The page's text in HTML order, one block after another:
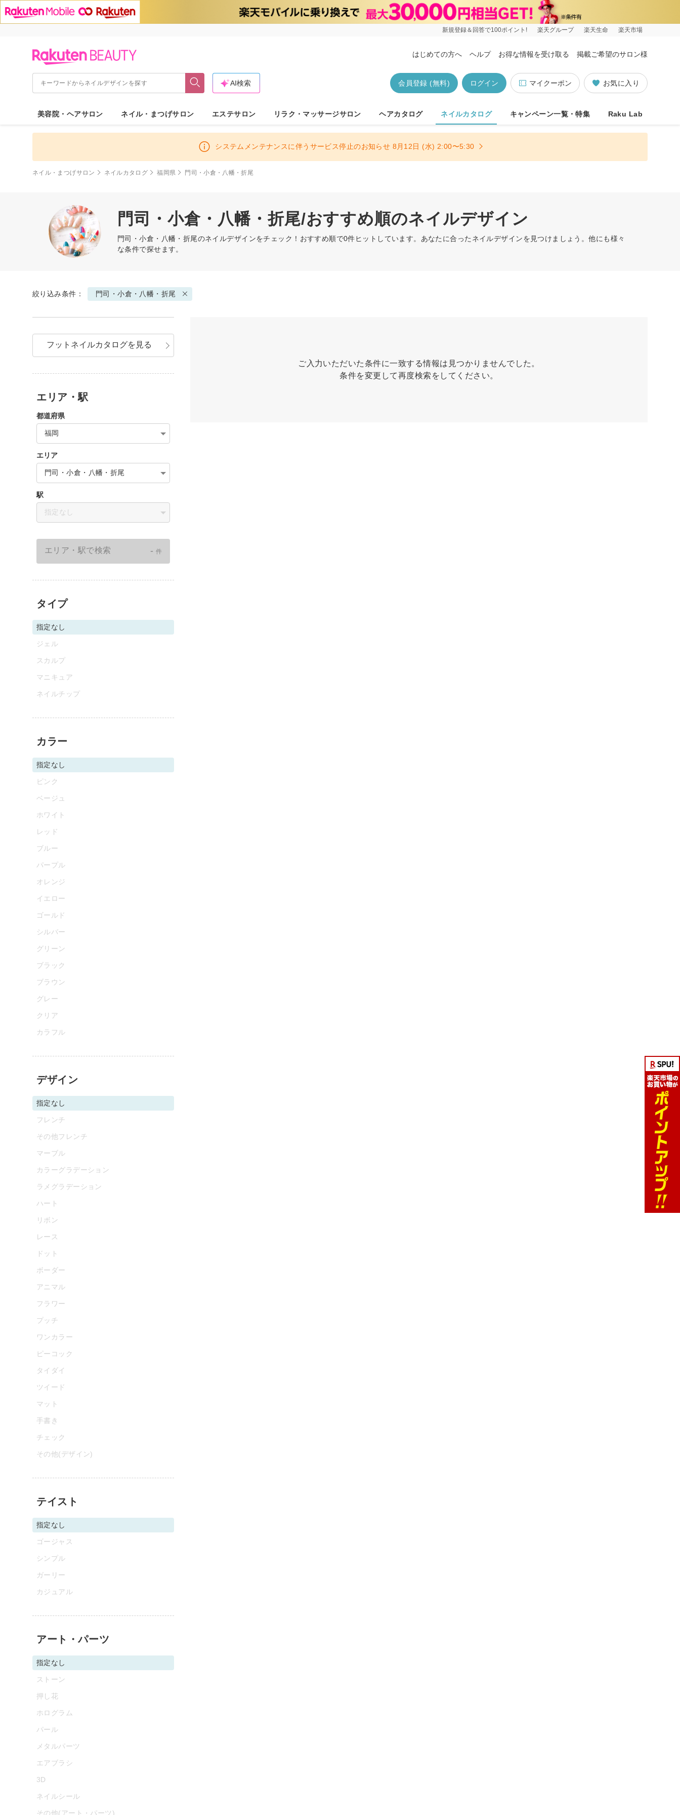
新規登録＆回答で100ポイント! 楽天グループ 楽天生命 楽天市場
はじめての方へ ヘルプ お得な情報を受け取る 掲載ご希望のサロン様
お気に入り
マイクーポン
ログイン
会員登録 (無料)
AI検索
美容院・ヘアサロン ネイル・まつげサロン エステサロン リラク・マッサージサロン ヘアカタログ ネイルカタログ キャンペーン一覧・特集 Raku Lab
システムメンテナンスに伴うサービス停止のお知らせ 8月12日 (水) 2:00〜5:30
ネイル・まつげサロン ネイルカタログ 福岡県 門司・小倉・八幡・折尾
門司・小倉・八幡・折尾/おすすめ順のネイルデザイン
門司・小倉・八幡・折尾のネイルデザインをチェック！おすすめ順で0件ヒットしています。あなたに合ったネイルデザインを見つけましょう。他にも様々
な条件で探せます。
絞り込み条件： 門司・小倉・八幡・折尾
ご入力いただいた条件に一致する情報は見つかりませんでした。
条件を変更して再度検索をしてください。
フットネイルカタログを見る
エリア・駅
都道府県
福岡
エリア
門司・小倉・八幡・折尾
駅
指定なし
エリア・駅で検索 - 件
タイプ
指定なし
ジェル
スカルプ
マニキュア
ネイルチップ
カラー
指定なし
ピンク
ベージュ
ホワイト
レッド
ブルー
パープル
オレンジ
イエロー
ゴールド
シルバー
グリーン
ブラック
ブラウン
グレー
クリア
カラフル
デザイン
指定なし
フレンチ
その他フレンチ
マーブル
カラーグラデーション
ラメグラデーション
ハート
リボン
レース
ドット
ボーダー
アニマル
フラワー
プッチ
ワンカラー
ピーコック
タイダイ
ツイード
マット
手書き
チェック
その他(デザイン)
テイスト
指定なし
ゴージャス
シンプル
ガーリー
カジュアル
アート・パーツ
指定なし
ストーン
押し花
ホログラム
パール
メタルパーツ
エアブラシ
3D
ネイルシール
その他(アート・パーツ)